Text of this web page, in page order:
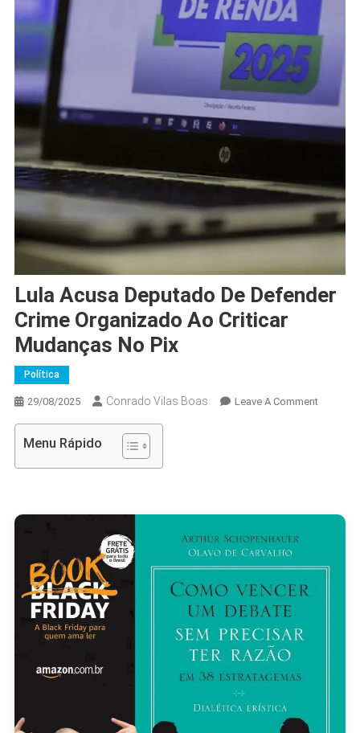
Lula Acusa Deputado De Defender
Crime Organizado Ao Criticar
Mudanças No Pix
Política
29/08/2025 Conrado Vilas Boas Leave A CommentOn
Crime
Criticar
Menu Rápido